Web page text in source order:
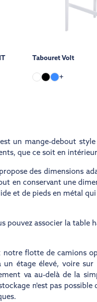
Tabouret Volt
+
un mange-debout
que ce soit en
des dimensions
en conservant une
et de pieds en métal
pouvez associer la
notre flotte de camions
étage élevé, voire sur
va au-delà de la
n'est pas